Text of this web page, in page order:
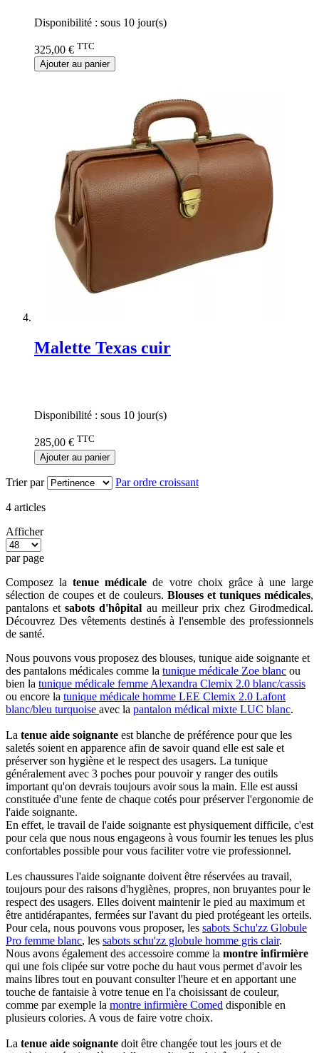
Disponibilité : sous 10 jour(s)
325,00 € TTC
Ajouter au panier
Malette Texas cuir
Disponibilité : sous 10 jour(s)
285,00 € TTC
Ajouter au panier
Trier par Par ordre croissant
4 articles
Afficher
par page
Composez latenue médicale de votre choix grâce à une large
sélection de coupes et de couleurs. Blouses et tuniques médicales,
pantalons etsabots d'hôpital au meilleur prix chez Girodmedical.
Découvrez Des vêtements destinés à l'ensemble des professionnels
de santé.
Nous pouvons vous proposez des blouses, tunique aide soignante et
des pantalons médicales comme la tunique médicale Zoe blanc ou
bien la tunique médicale femme Alexandra Clemix 2.0 blanc/cassis
ou encore la tunique médicale homme LEE Clemix 2.0 Lafont
blanc/bleu turquoise avec la pantalon médical mixte LUC blanc.
La tenue aide soignante est blanche de préférence pour que les
saletés soient en apparence afin de savoir quand elle est sale et
préserver son hygiène et le respect des usagers. La tunique
généralement avec 3 poches pour pouvoir y ranger des outils
important qu'on devrais toujours avoir sous la main. Elle est aussi
constituée d'une fente de chaque cotés pour préserver l'ergonomie de
l'aide soignante.
En effet, le travail de l'aide soignante est physiquement difficile, c'est
pour cela que nous nous engageons à vous fournir les tenues les plus
confortables possible pour vous faciliter votre vie professionnel.
Les chaussures l'aide soignante doivent être réservées au travail,
toujours pour des raisons d'hygiènes, propres, non bruyantes pour le
respect des usagers. Elles doivent maintenir le pied au maximum et
être antidérapantes, fermées sur l'avant du pied protégeant les orteils.
Pour cela, nous pouvons vous proposer, les sabots Schu'zz Globule
Pro femme blanc, les sabots schu'zz globule homme gris clair.
Nous avons également des accessoire comme la montre infirmière
qui une fois clipée sur votre poche du haut vous permet d'avoir les
mains libres tout en pouvant consulter l'heure et en apportant une
touche de fantaisie à votre tenue en l'a choisissant de couleur,
comme par exemple la montre infirmière Comed disponible en
plusieurs colories. A vous de faire votre choix.
La tenue aide soignante doit être changée tout les jours et de